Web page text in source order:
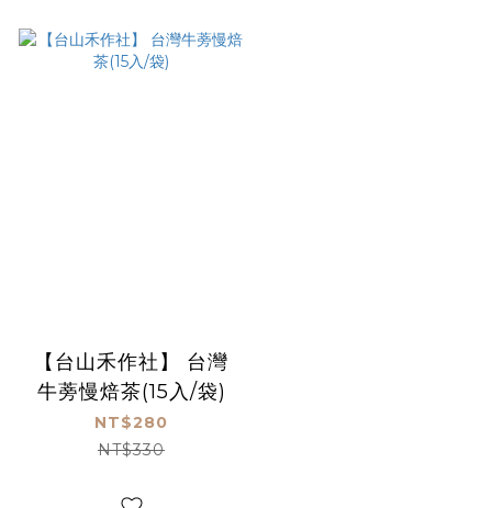
【台山禾作社】 台灣
牛蒡慢焙茶(15入/袋)
NT$280
NT$330